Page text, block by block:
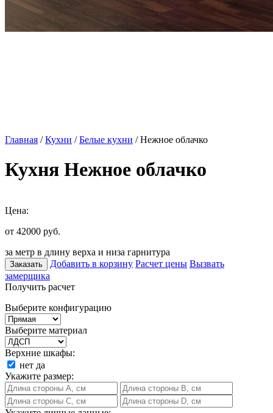
Главная /Кухни /Белые кухни / Нежное облачко
Кухня Нежное облачко
Цена:
от 42000 руб.
за метр в длину верха и низа гарнитура
Заказать Добавить в корзину Расчет цены Вызвать
замерщика
Получить расчет
Выберите конфигурацию
Выберите материал
Верхние шкафы:
нет да
Укажите размер: